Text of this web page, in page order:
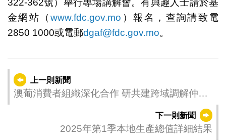
322-362號）舉行專場講解會。有興趣人士請於基
金網站（www.fdc.gov.mo ）報名，查詢請致電
2850 1000或電郵dgaf@fdc.gov.mo。
上一則新聞
澳葡消費者組織深化合作 研共建跨域調解仲裁
下一則新聞
2025年第1季本地生產總值詳細結果